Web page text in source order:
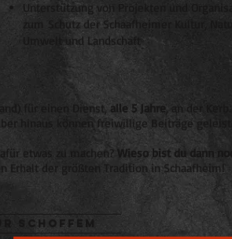
Unterstützung von Projekten und
zum Schutz der Schaafheimer Kultur,
Umwelt und Landschaft
für einen Dienst,alle 5 Jahre, an der Kerb.
hinaus können freiwillige Beiträge
etwas zu machen? Wieso bist du dann
Erhalt der größten Tradition in Schaafheim!
schoffem